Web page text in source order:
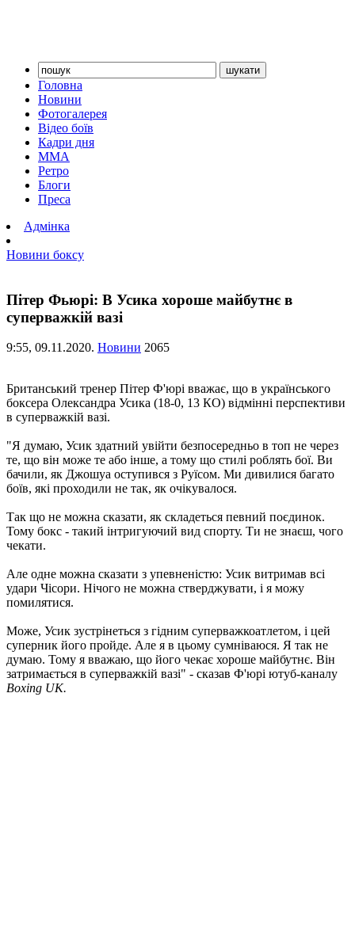
Головна
Новини
Фотогалерея
Відео боїв
Кадри дня
ММА
Ретро
Блоги
Преса
Адмінка
Новини боксу
Пітер Фьюрі: В Усика хороше майбутнє в
суперважкій вазі
9:55, 09.11.2020. Новини 2065
Британський тренер Пітер Ф'юрі вважає, що в українського
боксера Олександра Усика (18-0, 13 КО) відмінні перспективи
в суперважкій вазі.
"Я думаю, Усик здатний увійти безпосередньо в топ не через
те, що він може те або інше, а тому що стилі роблять бої. Ви
бачили, як Джошуа оступився з Руїсом. Ми дивилися багато
боїв, які проходили не так, як очікувалося.
Так що не можна сказати, як складеться певний поєдинок.
Тому бокс - такий інтригуючий вид спорту. Ти не знаєш, чого
чекати.
Але одне можна сказати з упевненістю: Усик витримав всі
удари Чісори. Нічого не можна стверджувати, і я можу
помилятися.
Може, Усик зустрінеться з гідним суперважкоатлетом, і цей
суперник його пройде. Але я в цьому сумніваюся. Я так не
думаю. Тому я вважаю, що його чекає хороше майбутнє. Він
затримається в суперважкій вазі" - сказав Ф'юрі ютуб-каналу
Boxing UK.